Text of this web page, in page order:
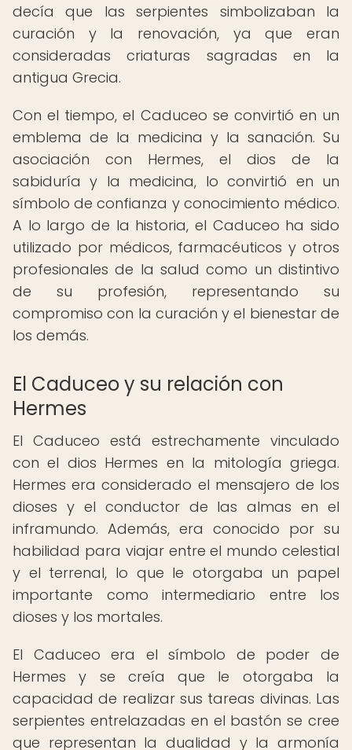
decía que las serpientes simbolizaban la
curación y la renovación, ya que eran
consideradas criaturas sagradas en la
antigua Grecia.
Con el tiempo, el Caduceo se convirtió en un
emblema de la medicina y la sanación. Su
asociación con Hermes, el dios de la
sabiduría y la medicina, lo convirtió en un
símbolo de confianza y conocimiento médico.
A lo largo de la historia, el Caduceo ha sido
utilizado por médicos, farmacéuticos y otros
profesionales de la salud como un distintivo
de su profesión, representando su
compromiso con la curación y el bienestar de
los demás.
El Caduceo y su relación con
Hermes
El Caduceo está estrechamente vinculado
con el dios Hermes en la mitología griega.
Hermes era considerado el mensajero de los
dioses y el conductor de las almas en el
inframundo. Además, era conocido por su
habilidad para viajar entre el mundo celestial
y el terrenal, lo que le otorgaba un papel
importante como intermediario entre los
dioses y los mortales.
El Caduceo era el símbolo de poder de
Hermes y se creía que le otorgaba la
capacidad de realizar sus tareas divinas. Las
serpientes entrelazadas en el bastón se cree
que representan la dualidad y la armonía